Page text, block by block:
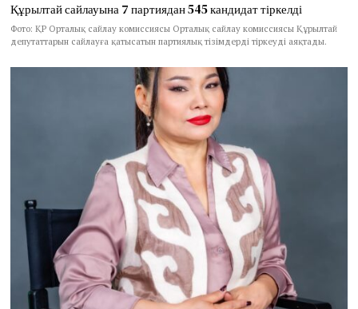
Құрылтай сайлауына 7 партиядан 545 кандидат тіркелді
Фото: ҚР Орталық сайлау комиссиясы Орталық сайлау комиссиясы Құрылтай
депутаттарын сайлауға қатысатын партиялық тізімдерді тіркеуді аяқтады.